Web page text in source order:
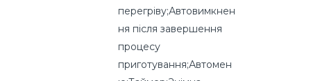
перегріву;Автовимкнен
ня після завершення
процесу
приготування;Автомен